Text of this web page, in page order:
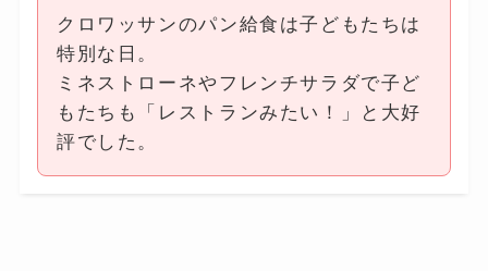
クロワッサンのパン給食は子どもたちは
特別な日。
ミネストローネやフレンチサラダで子ど
もたちも「レストランみたい！」と大好
評でした。